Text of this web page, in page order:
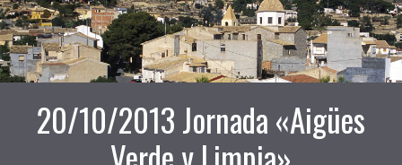
20/10/2013 Jornada «Aigües